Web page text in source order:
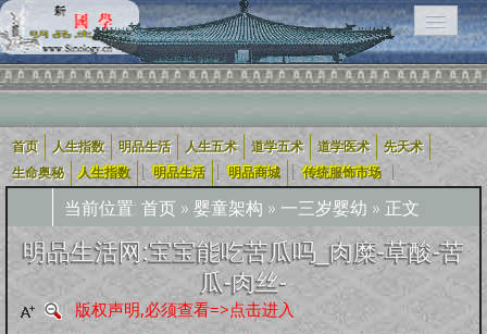
相关栏目导航：
用户入口导航
企业用户 道学五术 人生五术 社会科技 学术研究 宗教融合
首页 人生指数 明品生活 人生五术 道学五术 道学医术
先天术
生命奥秘
人生指数 | 明品生活 | 明品商城 | 传统服饰市场 |
当前位置: 首页 » 婴童架构 » 一三岁婴幼 » 正文
明品生活网:宝宝能吃苦瓜吗_肉糜-草酸-苦
瓜-肉丝-
版权声明,必须查看=>点击进入